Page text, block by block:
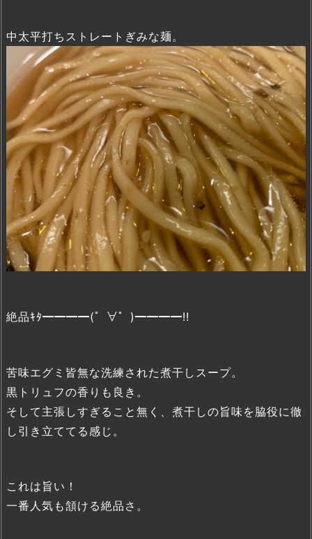
中太平打ちストレートぎみな麺。
絶品ｷﾀ━━━━(゜∀゜)━━━━!!
苦味エグミ皆無な洗練された煮干しスープ。
黒トリュフの香りも良き。
そして主張しすぎること無く、煮干しの旨味を脇役に徹
し引き立ててる感じ。
これは旨い！
一番人気も頷ける絶品さ。